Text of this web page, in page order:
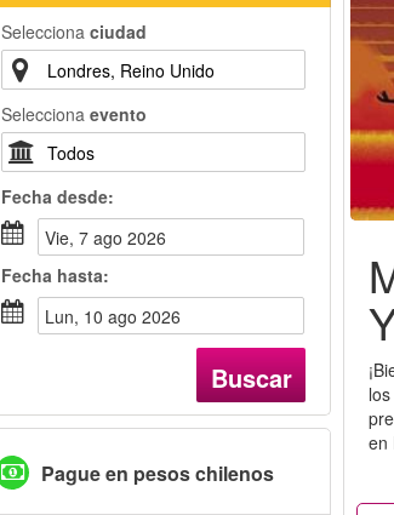
Selecciona ciudad
Selecciona evento
Fecha desde:
vie, 7 ago 2026
Fecha hasta:
lun, 10 ago 2026
Buscar
Pague en pesos chilenos
en